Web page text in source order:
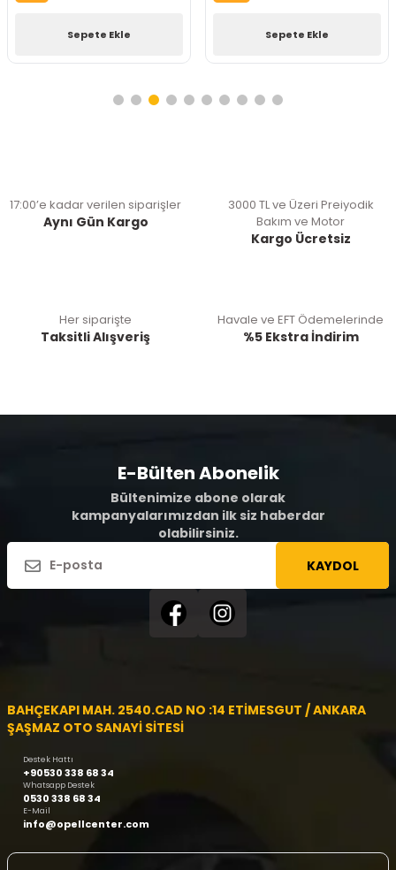
Sepete Ekle Sepete Ekle
17:00’e kadar verilen siparişler
Aynı Gün Kargo
3000 TL ve Üzeri Preiyodik
Bakım ve Motor
Kargo Ücretsiz
Her siparişte
Taksitli Alışveriş
Havale ve EFT Ödemelerinde
%5 Ekstra İndirim
E-Bülten Abonelik
Bültenimize abone olarak
kampanyalarımızdan ilk siz haberdar
olabilirsiniz.
KAYDOL
BAHÇEKAPI MAH. 2540.CAD NO :14 ETİMESGUT / ANKARA
ŞAŞMAZ OTO SANAYİ SİTESİ
Destek Hattı
+90530 338 68 34
Whatsapp Destek
0530 338 68 34
E-Mail
info@opellcenter.com